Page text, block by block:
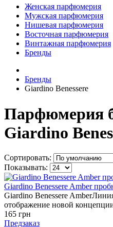
Женская парфюмерия
Мужская парфюмерия
Нишевая парфюмерия
Восточная парфюмерия
Винтажная парфюмерия
Бренды
Бренды
Giardino Benessere
Парфюмерия
Giardino
Сортировать:
Показывать:
Giardino Benessere Amber
Giardino Benessere
отображение новой
165 грн
Предзаказ